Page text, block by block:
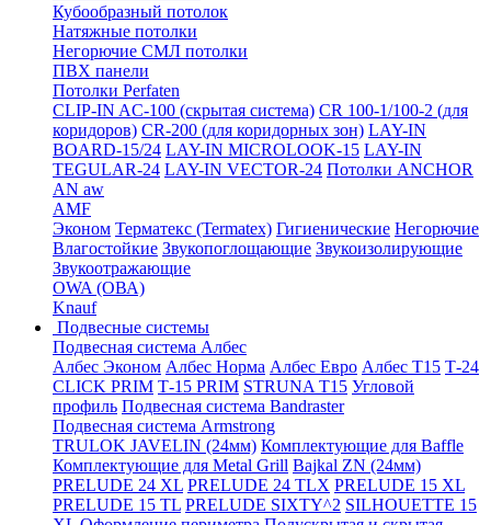
Кубообразный потолок
Натяжные потолки
Негорючие СМЛ потолки
ПВХ панели
Потолки Perfaten
CLIP-IN AC-100 (скрытая система) CR 100-1/100-2 (для
коридоров) CR-200 (для коридорных зон) LAY-IN
BOARD-15/24 LAY-IN MICROLOOK-15 LAY-IN
TEGULAR-24 LAY-IN VECTOR-24 Потолки ANCHOR
AN aw
AMF
Эконом Терматекс (Termatex) Гигиенические Негорючие
Влагостойкие Звукопоглощающие Звукоизолирующие
Звукоотражающие
OWA (ОВА)
Knauf
Подвесные системы
Подвесная система Албес
Албес Эконом Албес Норма Албес Евро Албес T15 Т-24
CLICK PRIM Т-15 PRIM STRUNA Т15 Угловой
профиль Подвесная система Bandraster
Подвесная система Armstrong
TRULOK JAVELIN (24мм) Комплектующие для Baffle
Комплектующие для Metal Grill Bajkal ZN (24мм)
PRELUDE 24 XL PRELUDE 24 TLX PRELUDE 15 XL
PRELUDE 15 TL PRELUDE SIXTY^2 SILHOUETTE 15